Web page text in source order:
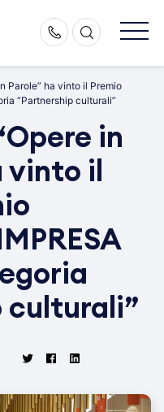
Parole” ha vinto il Premio
“Partnership culturali”
in
vinto il
culturali”